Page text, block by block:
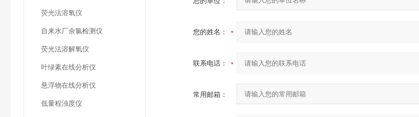
荧光法溶氧仪
自来水厂余氯检测仪
荧光法溶解氧仪
叶绿素在线分析仪
悬浮物在线分析仪
低量程浊度仪
您的姓名：
联系电话：
常用邮箱：